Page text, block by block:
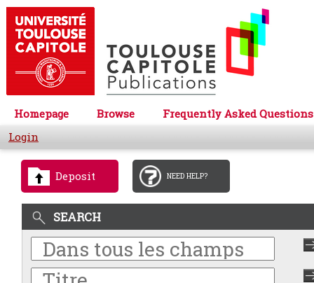
Homepage Browse
Frequently Asked Questions
Login
Deposit NEED HELP?
SEARCH